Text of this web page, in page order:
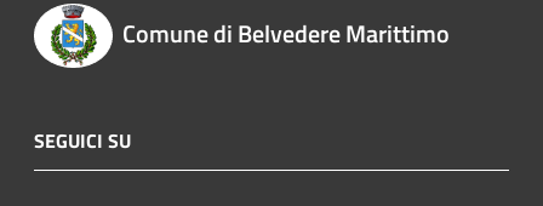
Comune di Belvedere Marittimo
SEGUICI SU